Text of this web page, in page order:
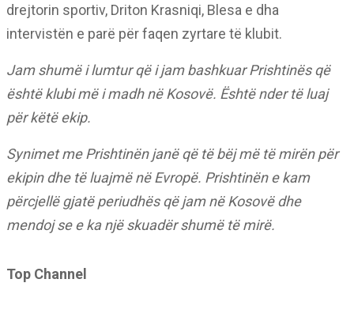
drejtorin sportiv, Driton Krasniqi, Blesa e dha
intervistën e parë për faqen zyrtare të klubit.
Jam shumë i lumtur që i jam bashkuar Prishtinës që
është klubi më i madh në Kosovë. Është nder të luaj
për këtë ekip.
Synimet me Prishtinën janë që të bëj më të mirën për
ekipin dhe të luajmë në Evropë. Prishtinën e kam
përcjellë gjatë periudhës që jam në Kosovë dhe
mendoj se e ka një skuadër shumë të mirë.
Top Channel